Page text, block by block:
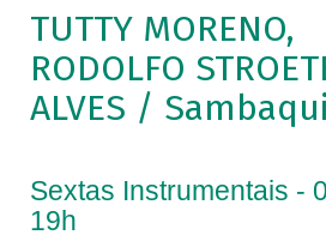
TUTTY MORENO,
RODOLFO
ALVES /
Sextas Instrumentais -
19h